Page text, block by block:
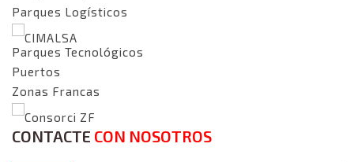
Parques Logísticos
CIMALSA
Parques Tecnológicos
Puertos
Zonas Francas
Consorci ZF
CONTACTE CON NOSOTROS